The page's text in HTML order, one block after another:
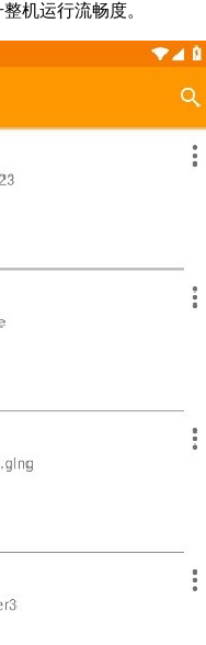
机运行流畅度。